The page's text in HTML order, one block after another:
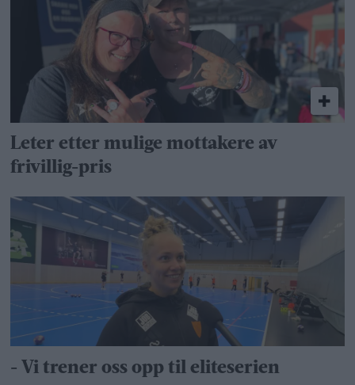
Leter etter mulige mottakere av
frivillig-pris
- Vi trener oss opp til eliteserien